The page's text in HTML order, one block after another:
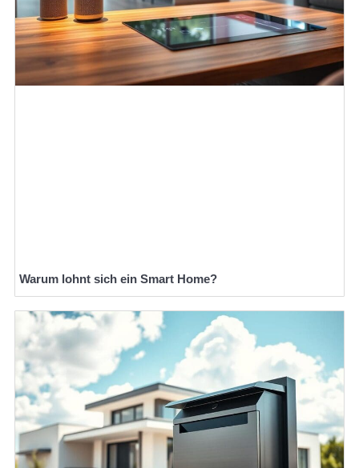
Warum lohnt sich ein Smart Home?